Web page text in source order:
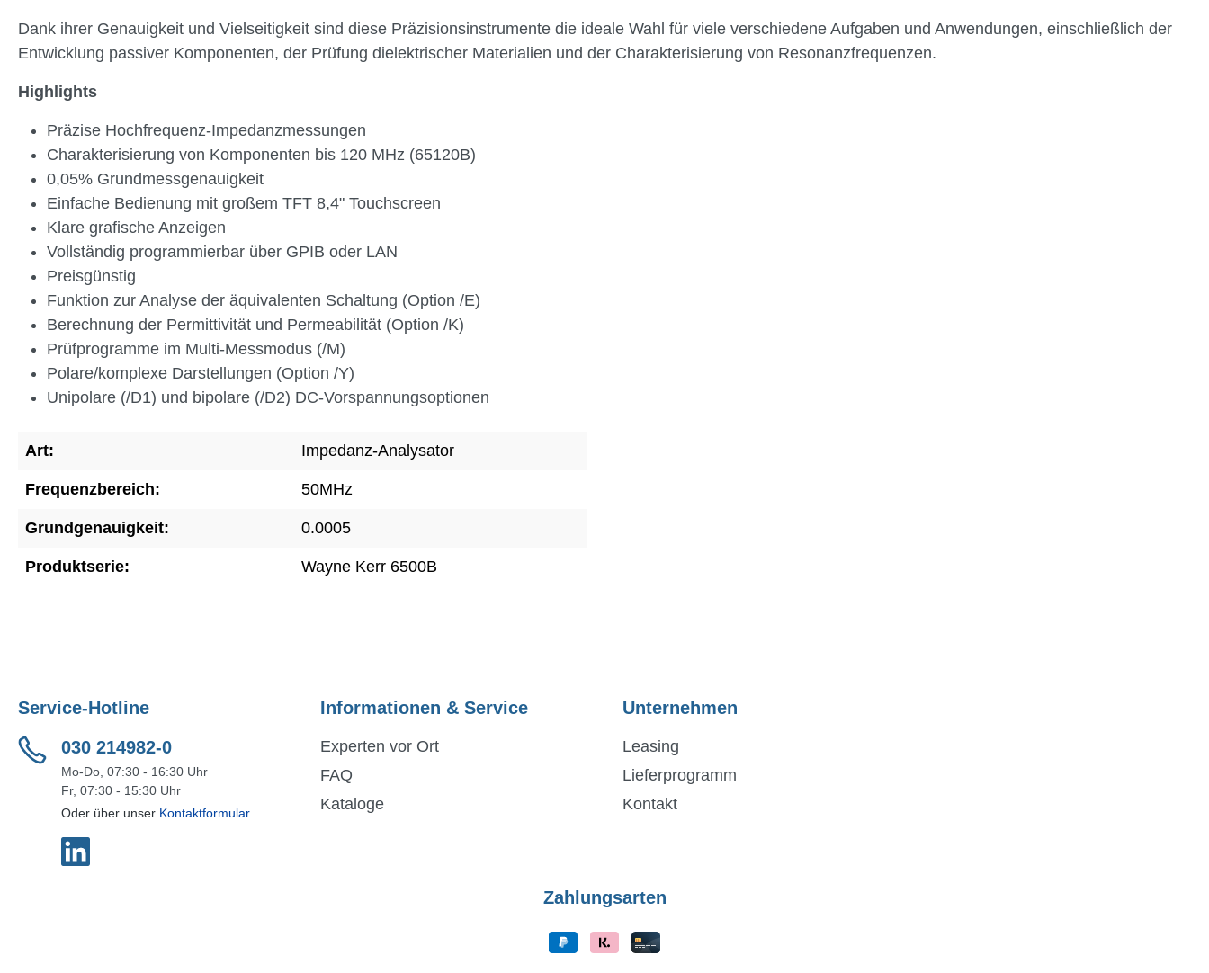
Dank ihrer Genauigkeit und Vielseitigkeit sind diese Präzisionsinstrumente die ideale Wahl für viele verschiedene Aufgaben und Anwendungen, einschließlich der
Entwicklung passiver Komponenten, der Prüfung dielektrischer Materialien und der Charakterisierung von Resonanzfrequenzen.
Highlights
Präzise Hochfrequenz-Impedanzmessungen
Charakterisierung von Komponenten bis 120 MHz (65120B)
0,05% Grundmessgenauigkeit
Einfache Bedienung mit großem TFT 8,4" Touchscreen
Klare grafische Anzeigen
Vollständig programmierbar über GPIB oder LAN
Preisgünstig
Funktion zur Analyse der äquivalenten Schaltung (Option /E)
Berechnung der Permittivität und Permeabilität (Option /K)
Prüfprogramme im Multi-Messmodus (/M)
Polare/komplexe Darstellungen (Option /Y)
Unipolare (/D1) und bipolare (/D2) DC-Vorspannungsoptionen
Art: Impedanz-Analysator
Frequenzbereich: 50MHz
Grundgenauigkeit: 0.0005
Produktserie: Wayne Kerr 6500B
Service-Hotline
030 214982-0
Mo-Do, 07:30 - 16:30 Uhr
Fr, 07:30 - 15:30 Uhr
Oder über unser Kontaktformular.
Informationen & Service
Experten vor Ort
FAQ
Kataloge
Unternehmen
Leasing
Lieferprogramm
Kontakt
Zahlungsarten